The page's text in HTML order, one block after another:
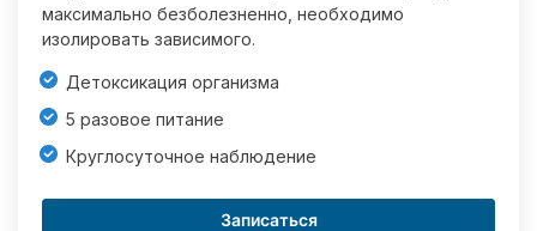
максимально безболезненно, необходимо
изолировать зависимого.
Детоксикация организма
5 разовое питание
Круглосуточное наблюдение
Записаться